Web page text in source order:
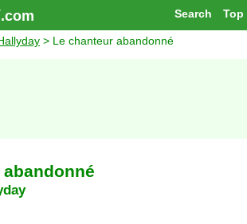
Top
Search
.com
> Le chanteur abandonné